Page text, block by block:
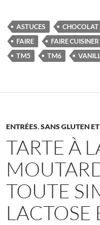
ASTUCES CHOCOLAT
FAIRE
FAIRE CUISINER
TM5
TM6
ENTRÉES,SANS GLUTEN
TARTE À
TOUTE
LACTOSE